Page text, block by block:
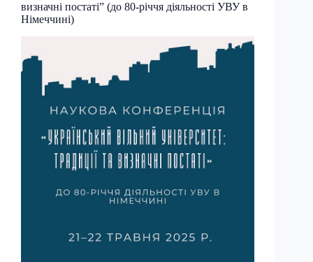
Німеччині
визначні постаті” (до 80-річчя діяльності УВУ в
Німеччині)